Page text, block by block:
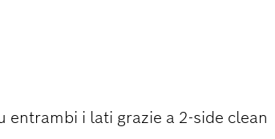
entrambi i lati grazie a 2-side clean